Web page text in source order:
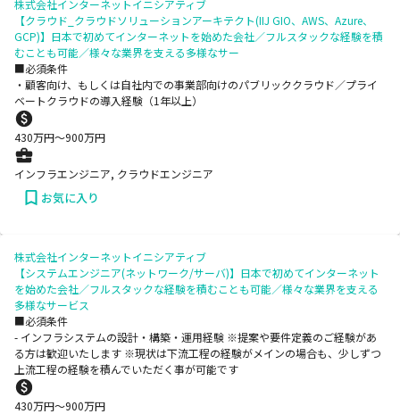
株式会社インターネットイニシアティブ
【クラウド_クラウドソリューションアーキテクト(IIJ GIO、AWS、Azure、
GCP)】日本で初めてインターネットを始めた会社／フルスタックな経験を積
むことも可能／様々な業界を支える多様なサー
■必須条件
・顧客向け、もしくは自社内での事業部向けのパブリッククラウド／プライ
ベートクラウドの導入経験（1年以上）
430万円〜900万円
インフラエンジニア, クラウドエンジニア
お気に入り
株式会社インターネットイニシアティブ
【システムエンジニア(ネットワーク/サーバ)】日本で初めてインターネット
を始めた会社／フルスタックな経験を積むことも可能／様々な業界を支える
多様なサービス
■必須条件
- インフラシステムの設計・構築・運用経験 ※提案や要件定義のご経験があ
る方は歓迎いたします ※現状は下流工程の経験がメインの場合も、少しずつ
上流工程の経験を積んでいただく事が可能です
430万円〜900万円